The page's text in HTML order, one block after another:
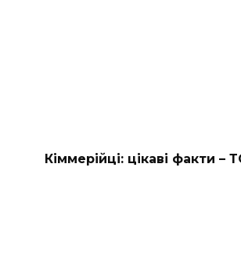
Кіммерійці: цікаві факти –